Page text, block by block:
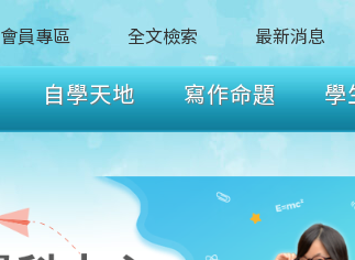
會員專區 全文檢索 最新消息
自學天地 寫作命題 學